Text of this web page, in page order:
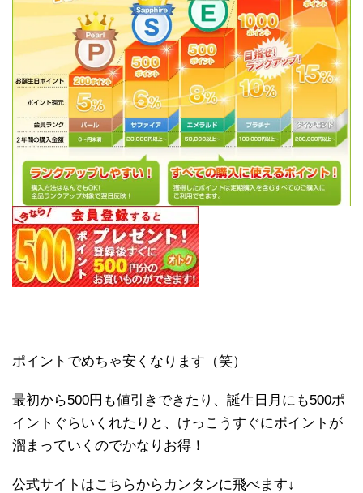
ポイントでめちゃ安くなります（笑）
最初から500円も値引きできたり、誕生日月にも500ポ
イントぐらいくれたりと、けっこうすぐにポイントが
溜まっていくのでかなりお得！
公式サイトはこちらからカンタンに飛べます↓